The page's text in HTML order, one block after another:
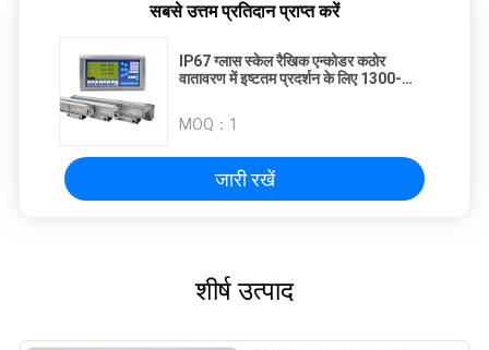
सबसे उत्तम प्रतिदान प्राप्त करें
IP67 ग्लास स्केल रैखिक एन्कोडर कठोर
वातावरण में इष्टतम प्रदर्शन के लिए 1300-
MOQ： 1
जारी रखें
शीर्ष उत्पाद